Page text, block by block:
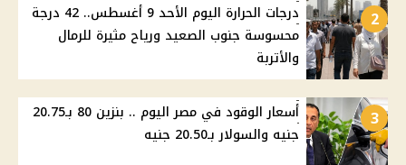
2
درجات الحرارة اليوم الأحد 9 أغسطس.. 42 درجة
محسوسة جنوب الصعيد ورياح مثيرة للرمال
والأتربة
3
أسعار الوقود في مصر اليوم .. بنزين 80 بـ20.75
جنيه والسولار بـ20.50 جنيه